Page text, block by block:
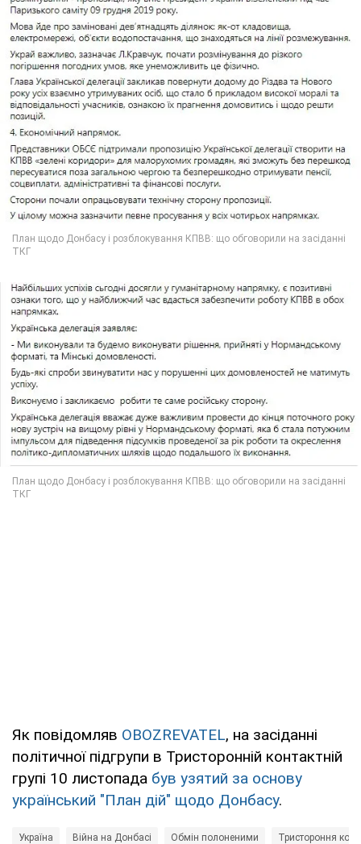
Як повідомляв OBOZREVATEL, на засіданні
політичної підгрупи в Тристоронній контактній
групі 10 листопада був узятий за основу
український "План дій" щодо Донбасу.
Україна Війна на Донбасі Обмін полоненими Тристороння